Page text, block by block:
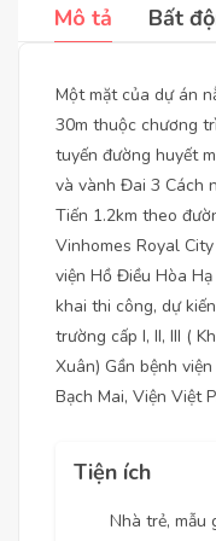
Mô tả Bất
Một mặt của dự án
30m thuộc chương
tuyến đường huyết
và vành Đai 3 Cách
Tiến 1.2km theo
Vinhomes Royal
viện Hồ Điều Hòa
khai thi công, dự
trường cấp I, II, III (
Xuân) Gần bệnh
Bạch Mai, Viện Việt
Tiện ích
Nhà trẻ, mẫu